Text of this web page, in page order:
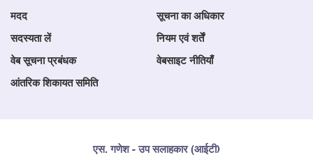
मदद सूचना का अधिकार
सदस्यता लें नियम एवं शर्तें
वेब सूचना प्रबंधक वेबसाइट नीतियाँ
आंतरिक शिकायत समिति
एस. गणेश - उप सलाहकार (आईटी)